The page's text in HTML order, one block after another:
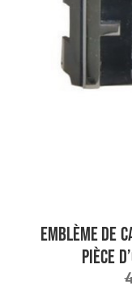
Emblème de
Pièce